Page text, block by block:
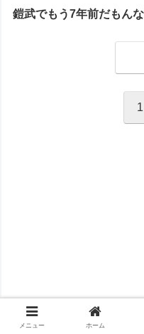
鎧武でもう7年前だもん
1
メニュー ホーム